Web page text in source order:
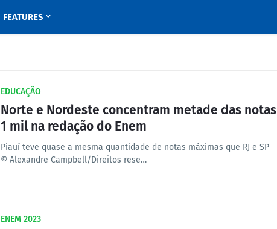
FEATURES
EDUCAÇÃO
Norte e Nordeste concentram metade das notas
1 mil na redação do Enem
Piauí teve quase a mesma quantidade de notas máximas que RJ e SP
© Alexandre Campbell/Direitos rese…
ENEM 2023